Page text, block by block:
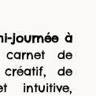
journée à
carnet de
de
intuitive,